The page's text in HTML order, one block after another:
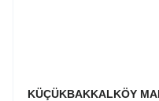
KÜÇÜKBAKKALKÖY